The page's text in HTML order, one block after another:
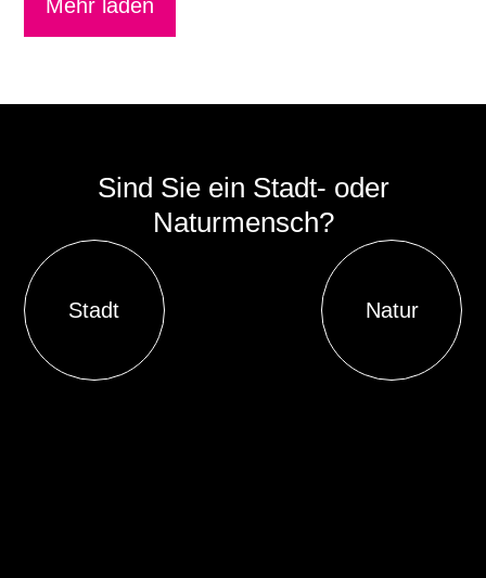
Mehr laden
Sind Sie ein Stadt- oder
Naturmensch?
Stadt Natur